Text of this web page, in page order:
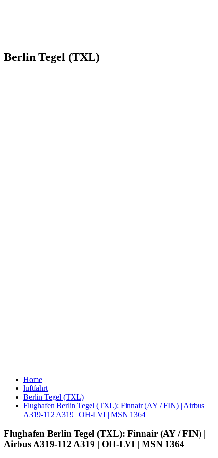
Berlin Tegel (TXL)
Home
luftfahrt
Berlin Tegel (TXL)
Flughafen Berlin Tegel (TXL): Finnair (AY / FIN) | Airbus
A319-112 A319 | OH-LVI | MSN 1364
Flughafen Berlin Tegel (TXL): Finnair (AY / FIN) |
Airbus A319-112 A319 | OH-LVI | MSN 1364